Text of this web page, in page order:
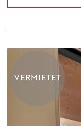
VERMIETET